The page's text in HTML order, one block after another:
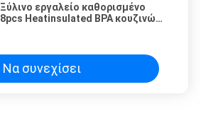
Ξύλινο εργαλείο καθορισμένο
8pcs Heatinsulated BPA κουζινών
Να συνεχίσει